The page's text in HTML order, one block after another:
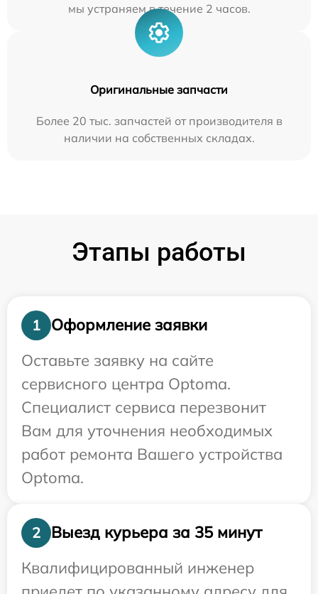
мы устраняем в течение 2 часов.
Оригинальные запчасти
Более 20 тыс. запчастей от производителя в
наличии на собственных складах.
Этапы работы
1
Оформление заявки
Оставьте заявку на сайте
сервисного центра Optoma.
Специалист сервиса перезвонит
Вам для уточнения необходимых
работ ремонта Вашего устройства
Optoma.
2
Выезд курьера за 35 минут
Квалифицированный инженер